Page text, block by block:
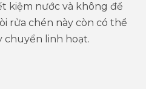
kiệm nước và không để
rửa chén này còn có thể
chuyển linh hoạt.